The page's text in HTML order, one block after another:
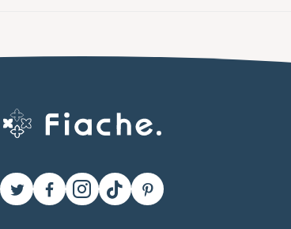
10万名様にプレゼントする「QUOカードPay 1周年